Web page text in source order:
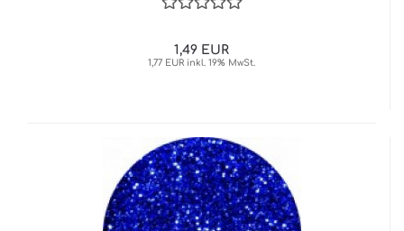
1,49 EUR
1,77 EUR inkl. 19% MwSt.